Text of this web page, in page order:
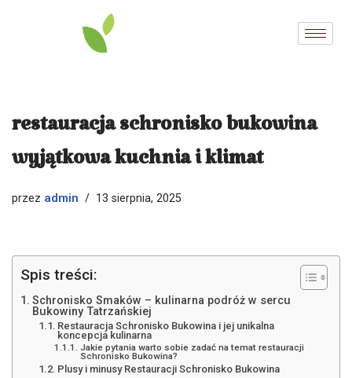
restauracja schronisko bukowina
wyjątkowa kuchnia i klimat
przez admin 13 sierpnia, 2025
Spis treści:
Schronisko Smaków – kulinarna podróż w sercu
Bukowiny Tatrzańskiej
Restauracja Schronisko Bukowina i jej unikalna
koncepcja kulinarna
Jakie pytania warto sobie zadać na temat restauracji
Schronisko Bukowina?
Plusy i minusy Restauracji Schronisko Bukowina